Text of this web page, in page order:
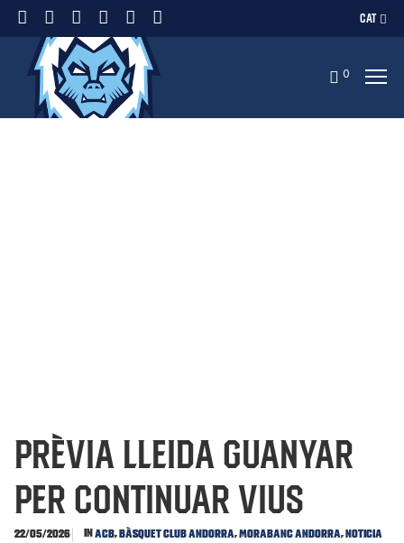
CAT
0
PRÈVIA LLEIDA Guanyar
per continuar vius
22/05/2026 InACB,Bàsquet Club Andorra,MoraBanc Andorra,Noticia